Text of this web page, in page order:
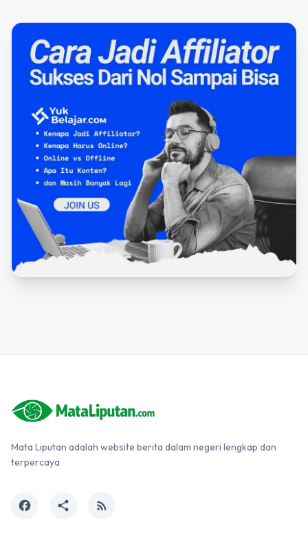
Mata Liputan adalah website berita dalam negeri lengkap dan
terpercaya
facebook share rss_feed